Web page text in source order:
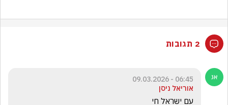
2 תגובות
06:45 - 09.03.2026
אוריאל ניסן
עם ישראל חי